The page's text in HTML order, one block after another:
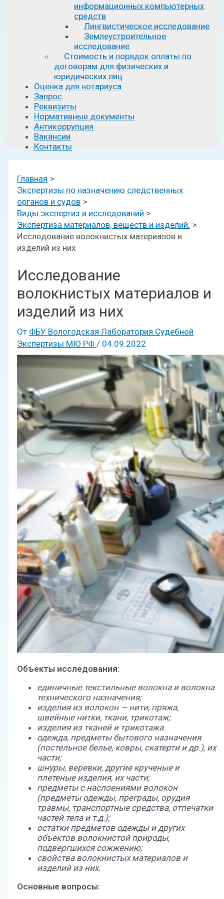
информационных компьютерных
средств
Лингвистическое исследование
Землеустроительное
исследование
Стоимость и порядок оплаты по
договорам для физических и
юридических лиц
Оценка для нотариуса
Запрос
Реквизиты
Нормативные документы
Антикоррупция
Вакансии
Контакты
Главная
Экспертизы по назначению следственных
органов и судов
Виды экспертиз и исследований
Экспертиза материалов, веществ и изделий.
Исследование волокнистых материалов и
изделий из них
Исследование
волокнистых материалов и
изделий из них
От ФБУ Вологодская Лаборатория Судебной
Экспертизы МЮ РФ / 04.09.2022
Объекты исследования:
единичные текстильные волокна и волокна
технического назначения;
изделия из волокон — нити, пряжа,
швейные нитки, ткани, трикотаж;
изделия из тканей и трикотажа
одежда, предметы бытового назначения
(постельное белье, ковры, скатерти и др.), их
части;
шнуры, веревки, другие крученые и
плетеные изделия, их части;
предметы с наслоениями волокон
(предметы одежды, преграды, орудия
травмы, транспортные средства, отпечатки
частей тела и т.д.);
остатки предметов одежды и других
объектов волокнистой природы,
подвергшихся сожжению;
свойства волокнистых материалов и
изделий из них.
Основные вопросы: